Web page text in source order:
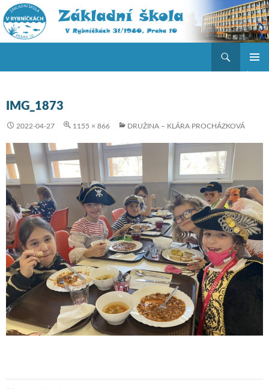
IMG_1873
2022-04-27 1155 × 866 DRUŽINA – KLÁRA PROCHÁZKOVÁ